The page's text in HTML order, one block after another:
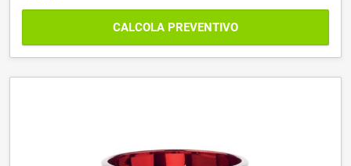
CALCOLA PREVENTIVO